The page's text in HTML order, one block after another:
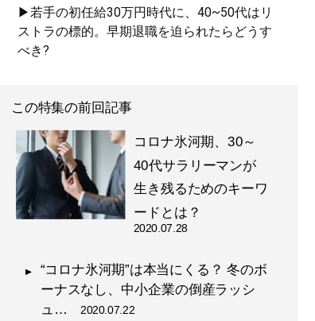
▶若手の初任給30万円時代に、40~50代はリ
ストラの標的。早期退職を迫られたらどうす
べき?
この特集の前回記事
コロナ氷河期、30～
40代サラリーマンが
生き残るためのキーワ
ードとは？
2020.07.28
“コロナ氷河期”は本当にくる？ 冬のボ
ーナスなし、中小企業の倒産ラッシ
ュ… 2020.07.22